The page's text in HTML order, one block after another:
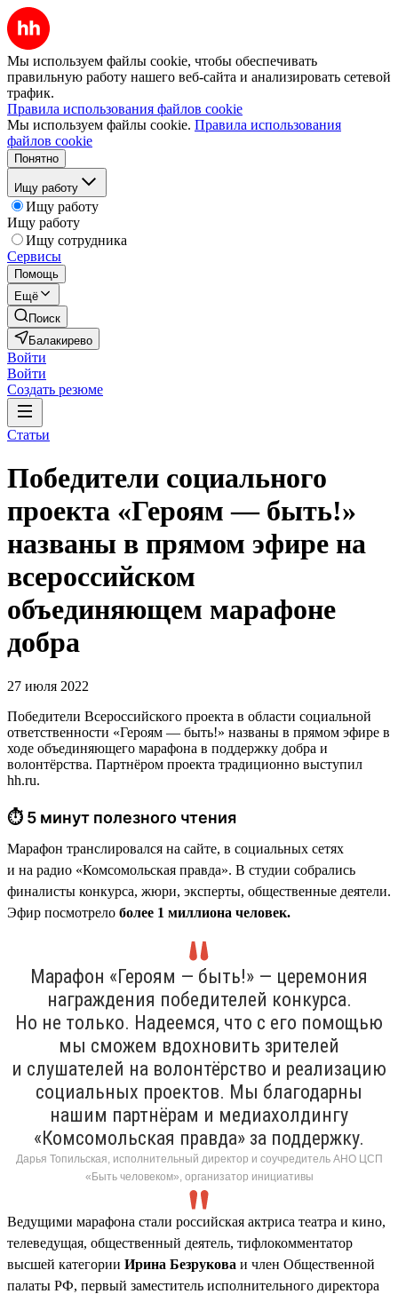
Мы используем файлы cookie, чтобы обеспечивать
правильную работу нашего веб-сайта и анализировать сетевой
трафик.
Правила использования файлов cookie
Мы используем файлы cookie. Правила использования
файлов cookie
Понятно
Ищу работу
Ищу работу
Ищу работу
Ищу сотрудника
Сервисы
Помощь
Ещё
Поиск
Балакирево
Войти
Войти
Создать резюме
Статьи
Победители социального
проекта «Героям — быть!»
названы в прямом эфире на
всероссийском
объединяющем марафоне
добра
27 июля 2022
Победители Всероссийского проекта в области социальной
ответственности «Героям — быть!» названы в прямом эфире в
ходе объединяющего марафона в поддержку добра и
волонтёрства. Партнёром проекта традиционно выступил
hh.ru.
⏱ 5 минут полезного чтения
Марафон транслировался на сайте, в социальных сетях
и на радио «Комсомольская правда». В студии собрались
финалисты конкурса, жюри, эксперты, общественные деятели.
Эфир посмотрело более 1 миллиона человек.
Марафон «Героям — быть!» — церемония
награждения победителей конкурса.
Но не только. Надеемся, что с его помощью
мы сможем вдохновить зрителей
и слушателей на волонтёрство и реализацию
социальных проектов. Мы благодарны
нашим партнёрам и медиахолдингу
«Комсомольская правда» за поддержку.
Дарья Топильская, исполнительный директор и соучредитель АНО ЦСП
«Быть человеком», организатор инициативы
Ведущими марафона стали российская актриса театра и кино,
телеведущая, общественный деятель, тифлокомментатор
высшей категории Ирина Безрукова и член Общественной
палаты РФ, первый заместитель исполнительного директора